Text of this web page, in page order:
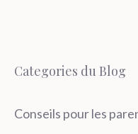
Categories du Blog
Conseils pour les